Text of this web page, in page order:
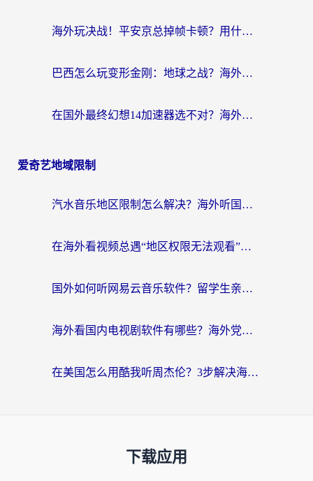
海外玩决战！平安京总掉帧卡顿？用什么加速器比较好？实测指南来了
巴西怎么玩变形金刚：地球之战？海外玩家国服游戏加速终极指南（附新诛仙延迟密室逃脱18解决办法）
在国外最终幻想14加速器选不对？海外玩家的国服游戏加速避坑指南
爱奇艺地域限制
汽水音乐地区限制怎么解决？海外听国内音乐的实用指南来了
在海外看视频总遇“地区权限无法观看”？这篇攻略帮你轻松解锁国内影视动漫
国外如何听网易云音乐软件？留学生亲测有效的回国加速方案
海外看国内电视剧软件有哪些？海外党专属追剧指南来了
在美国怎么用酷我听周杰伦？3步解决海外听歌地域限制，附QQ音乐网易云通用技巧
下载应用